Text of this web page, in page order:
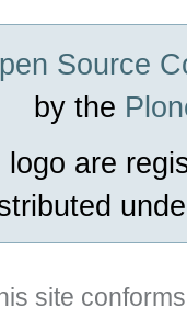
Source
by the
logo are
site